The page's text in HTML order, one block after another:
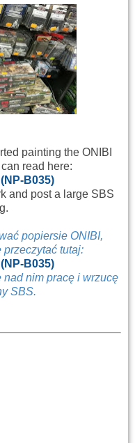
painting the ONIBI
read here:
(NP-B035)
and post a large SBS
popiersie ONIBI,
przeczytać tutaj:
(NP-B035)
nim pracę i wrzucę
SBS.